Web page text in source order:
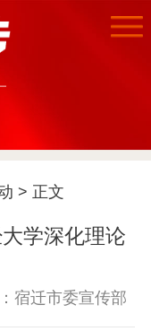
信息公开指南
> 正文
学深化理论
宿迁市委宣传部